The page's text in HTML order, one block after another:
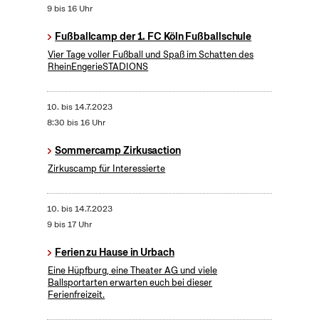
9 bis 16 Uhr
Fußballcamp der 1. FC Köln Fußballschule
Vier Tage voller Fußball und Spaß im Schatten des
RheinEngerieSTADIONS
10. bis14.7.2023
8:30 bis 16 Uhr
Sommercamp Zirkusaction
Zirkuscamp für Interessierte
10. bis14.7.2023
9 bis 17 Uhr
Ferien zu Hause in Urbach
Eine Hüpfburg, eine Theater AG und viele
Ballsportarten erwarten euch bei dieser
Ferienfreizeit.